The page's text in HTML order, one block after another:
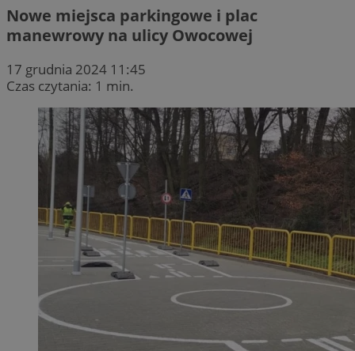
Nowe miejsca parkingowe i plac
manewrowy na ulicy Owocowej
17 grudnia 2024 11:45
Czas czytania: 1 min.